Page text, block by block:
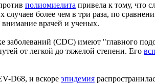
полиомиелита привела к тому, что
случаев более чем в три раза, по
внимание врачей и ученых.
(CDC) имеют "главного
от легкой до тяжелой степени. Его
D68, и вскоре эпидемия